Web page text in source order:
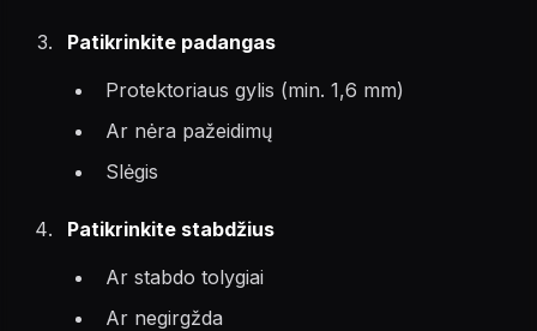
Patikrinkite padangas
Protektoriaus gylis (min. 1,6 mm)
Ar nėra pažeidimų
Slėgis
Patikrinkite stabdžius
Ar stabdo tolygiai
Ar negirgžda